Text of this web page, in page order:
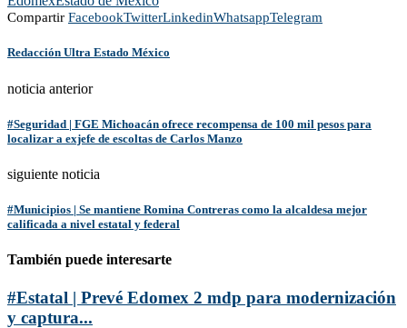
Compartir FacebookTwitterLinkedinWhatsappTelegram
Redacción Ultra Estado México
noticia anterior
#Seguridad | FGE Michoacán ofrece recompensa de 100 mil pesos para
localizar a exjefe de escoltas de Carlos Manzo
siguiente noticia
#Municipios | Se mantiene Romina Contreras como la alcaldesa mejor
calificada a nivel estatal y federal
También puede interesarte
#Estatal | Prevé Edomex 2 mdp para modernización
y captura...